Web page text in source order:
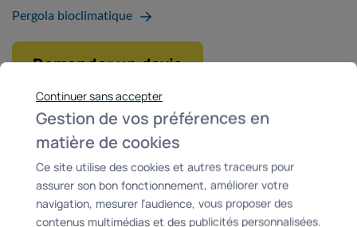
Pergola bioclimatique
Demander un devis
Continuer sans accepter
Gestion de vos préférences en
matière de cookies
Ce site utilise des cookies et autres traceurs pour
assurer son bon fonctionnement, améliorer votre
navigation, mesurer l’audience, vous proposer des
contenus multimédias et des publicités personnalisées.